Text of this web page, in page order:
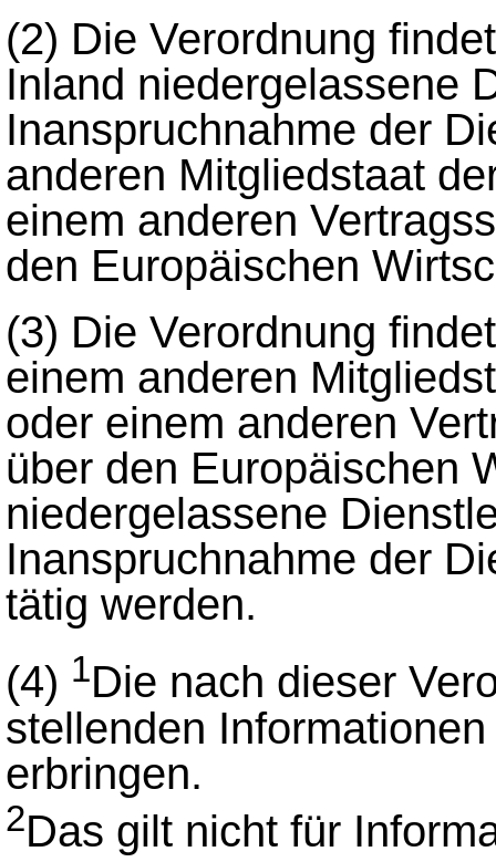
(2) Die Verordnung
Inland niedergelassene
Inanspruchnahme der
anderen Mitgliedstaat
einem anderen
den Europäischen
(3) Die Verordnung
einem anderen
oder einem anderen
über den Europäischen
niedergelassene
Inanspruchnahme der
tätig werden.
(4) 1Die nach dieser
stellenden
erbringen.
2Das gilt nicht für